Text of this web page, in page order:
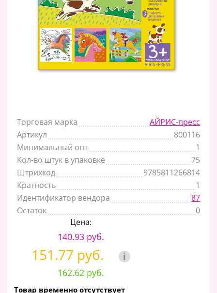
Торговая марка
АЙРИС-пресс
Артикул
800116
Минимальный опт
1
Кол-во штук в упаковке
75
Штрихкод
9785811266814
Кратность
1
Идентификатор вендора
87
Остаток
0
Цена:
140.93 руб.
151.77 руб. i
162.62 руб.
Товар временно отсутствует